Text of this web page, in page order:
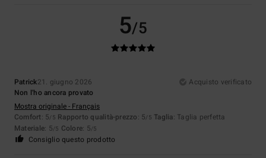
5/5
Patrick21. giugno 2026
Acquisto verificato
Non l'ho ancora provato
Mostra originale - Français
Comfort: 5/5 Rapporto qualità-prezzo: 5/5 Taglia: Taglia perfetta
Materiale: 5/5 Colore: 5/5
Consiglio questo prodotto